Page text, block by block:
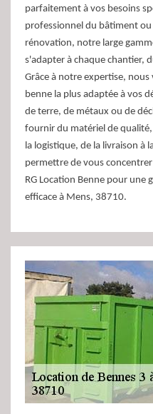
parfaitement à vos besoins
professionnel du bâtiment
rénovation, notre large
s'adapter à chaque chantier,
Grâce à notre expertise,
benne la plus adaptée à vos
de terre, de métaux ou de
fournir du matériel de qualité,
la logistique, de la livraison à
permettre de vous
RG Location Benne pour une
efficace à Mens, 38710.